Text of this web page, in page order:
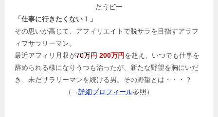
たうビー
「仕事に行きたくない！」
その思いが高じて、アフィリエイトで脱サラを目指すアラフ
ィフサラリーマン。
最近アフィリ月収が70万円 200万円を超え、いつでも仕事を
辞められる様になりうつも治ったが、新たな野望を胸にいだ
き、未だサラリーマンを続ける男。その野望とは・・・？
（→詳細プロフィール参照）